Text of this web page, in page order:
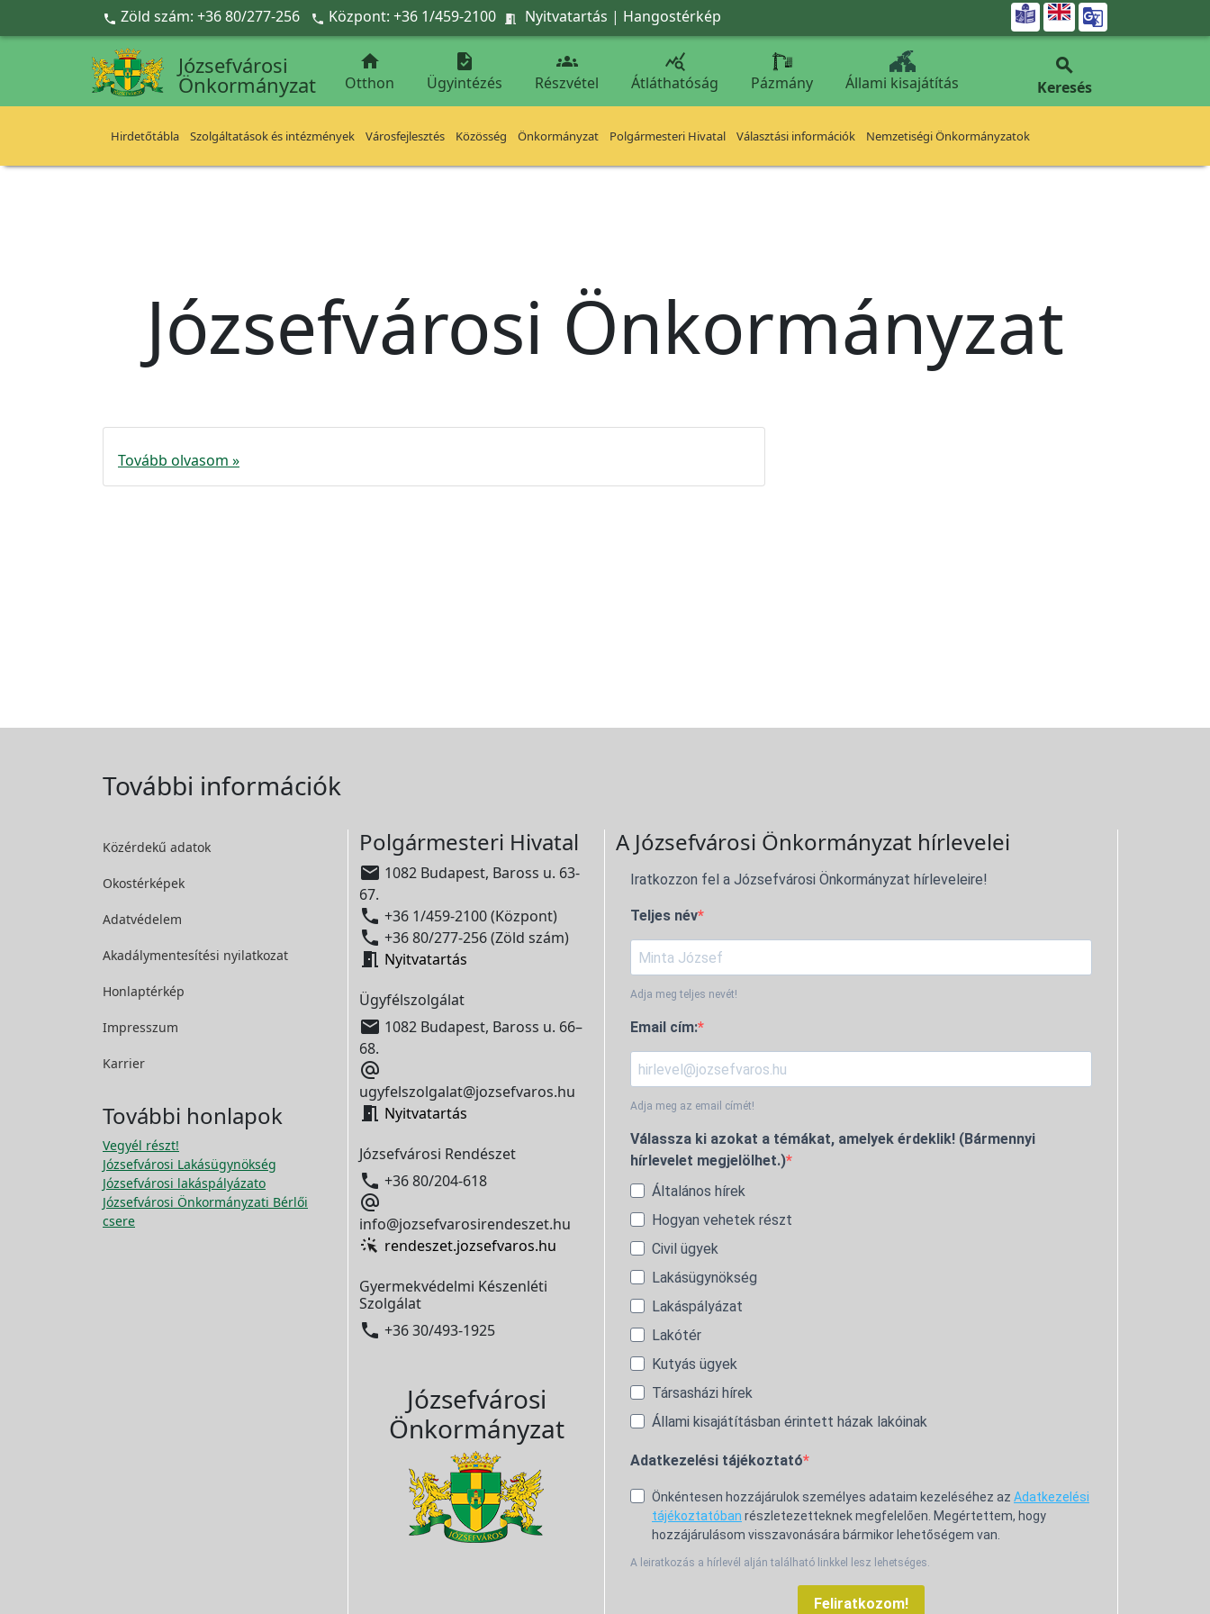
Ugrás a fő tartalomra
 Zöld szám: +36 80/277-256  Központ: +36 1/459-2100  Nyitvatartás | Hangostérkép 
Józsefvárosi
Önkormányzat

Otthon

Ügyintézés

Részvétel

Átláthatóság Pázmány Állami kisajátítás

Keresés
Hirdetőtábla Szolgáltatások és intézmények Városfejlesztés Közösség Önkormányzat Polgármesteri Hivatal Választási információk Nemzetiségi Önkormányzatok
Józsefvárosi Önkormányzat
Tovább olvasom »
További információk
Közérdekű adatok
Okostérképek
Adatvédelem
Akadálymentesítési nyilatkozat
Honlaptérkép
Impresszum
Karrier
További honlapok
Vegyél részt!
Józsefvárosi Lakásügynökség
Józsefvárosi lakáspályázato
Józsefvárosi Önkormányzati Bérlői
csere
Polgármesteri Hivatal
 1082 Budapest, Baross u. 63-
67.
 +36 1/459-2100 (Központ)
 +36 80/277-256 (Zöld szám)
 Nyitvatartás
Ügyfélszolgálat
 1082 Budapest, Baross u. 66–
68.

ugyfelszolgalat@jozsefvaros.hu
 Nyitvatartás
Józsefvárosi Rendészet
 +36 80/204-618

info@jozsefvarosirendeszet.hu
rendeszet.jozsefvaros.hu
Gyermekvédelmi Készenléti
Szolgálat
 +36 30/493-1925
Józsefvárosi
Önkormányzat
A Józsefvárosi Önkormányzat hírlevelei
Iratkozzon fel a Józsefvárosi Önkormányzat hírleveleire!
Teljes név
Adja meg teljes nevét!
Email cím:
Adja meg az email címét!
Válassza ki azokat a témákat, amelyek érdeklik! (Bármennyi
hírlevelet megjelölhet.)
Általános hírek
Hogyan vehetek részt
Civil ügyek
Lakásügynökség
Lakáspályázat
Lakótér
Kutyás ügyek
Társasházi hírek
Állami kisajátításban érintett házak lakóinak
Adatkezelési tájékoztató
Önkéntesen hozzájárulok személyes adataim kezeléséhez az Adatkezelési
tájékoztatóban részletezetteknek megfelelően. Megértettem, hogy
hozzájárulásom visszavonására bármikor lehetőségem van.
A leiratkozás a hírlevél alján található linkkel lesz lehetséges.
Feliratkozom!